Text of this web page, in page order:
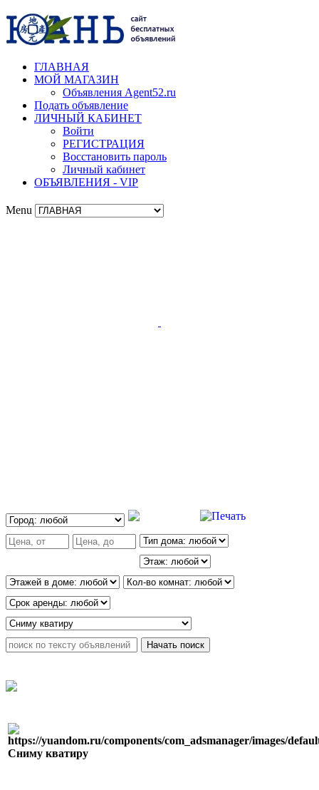
ГЛАВНАЯ
МОЙ МАГАЗИН
Объявления Agent52.ru
Подать объявление
ЛИЧНЫЙ КАБИНЕТ
Войти
РЕГИСТРАЦИЯ
Восстановить пароль
Личный кабинет
ОБЪЯВЛЕНИЯ - VIP
Menu
Сниму кватиру